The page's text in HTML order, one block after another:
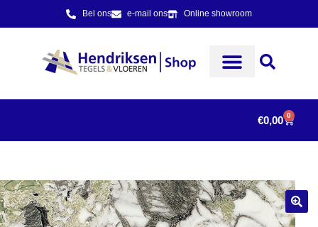
Bel ons e-mail ons Online showroom
€0,00 0